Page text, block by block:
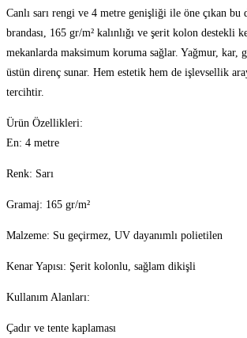
Kolonlu
adet
Canlı sarı rengi ve 4 metre genişliği ile öne çıkan bu
brandası, 165 gr/m² kalınlığı ve şerit kolon destekli
mekanlarda maksimum koruma sağlar. Yağmur, kar,
üstün direnç sunar. Hem estetik hem de işlevsellik
tercihtir.
Ürün Özellikleri:
En: 4 metre
Renk: Sarı
Gramaj: 165 gr/m²
Malzeme: Su geçirmez, UV dayanımlı polietilen
Kenar Yapısı: Şerit kolonlu, sağlam dikişli
Kullanım Alanları:
Çadır ve tente kaplaması